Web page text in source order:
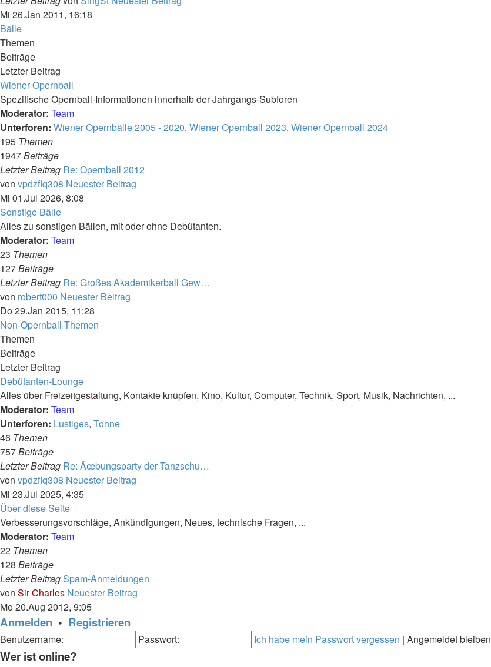
Mi 26.Jan 2011, 16:18
Bälle
Themen
Beiträge
Letzter Beitrag
Wiener Opernball
Spezifische Opernball-Informationen innerhalb der Jahrgangs-Subforen
Moderator: Team
Unterforen: Wiener Opernbälle 2005 - 2020, Wiener Opernball 2023, Wiener Opernball 2024
195 Themen
1947Beiträge
Letzter Beitrag Re: Opernball 2012
von vpdzflq308 Neuester Beitrag
Mi 01.Jul 2026, 8:08
Sonstige Bälle
Alles zu sonstigen Bällen, mit oder ohne Debütanten.
Moderator: Team
23 Themen
127Beiträge
Letzter Beitrag Re: Großes Akademikerball Gew…
von robert000 Neuester Beitrag
Do 29.Jan 2015, 11:28
Non-Opernball-Themen
Themen
Beiträge
Letzter Beitrag
Debütanten-Lounge
Alles über Freizeitgestaltung, Kontakte knüpfen, Kino, Kultur, Computer, Technik, Sport, Musik, Nachrichten, ...
Moderator: Team
Unterforen: Lustiges, Tonne
46 Themen
757Beiträge
Letzter Beitrag Re: Ãœbungsparty der Tanzschu…
von vpdzflq308 Neuester Beitrag
Mi 23.Jul 2025, 4:35
Über diese Seite
Verbesserungsvorschläge, Ankündigungen, Neues, technische Fragen, ...
Moderator: Team
22 Themen
128 Beiträge
Letzter BeitragSpam-Anmeldungen
von Sir Charles Neuester Beitrag
Mo 20.Aug 2012, 9:05
Anmelden • Registrieren
Benutzername: Passwort: Ich habe mein Passwort vergessen | Angemeldet bleiben
Wer ist online?